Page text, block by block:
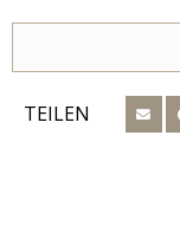
TEILEN